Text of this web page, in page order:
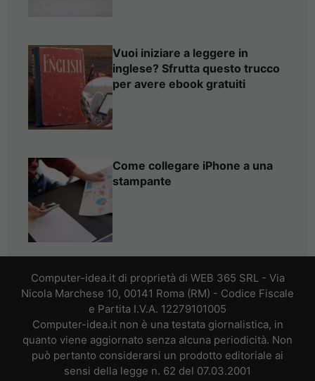
Vuoi iniziare a leggere in
inglese? Sfrutta questo trucco
per avere ebook gratuiti
Come collegare iPhone a una
stampante
Computer-idea.it di proprietà di WEB 365 SRL - Via
Nicola Marchese 10, 00141 Roma (RM) - Codice Fiscale
e Partita I.V.A. 12279101005
Computer-idea.it non è una testata giornalistica, in
quanto viene aggiornato senza alcuna periodicità. Non
può pertanto considerarsi un prodotto editoriale ai
sensi della legge n. 62 del 07.03.2001